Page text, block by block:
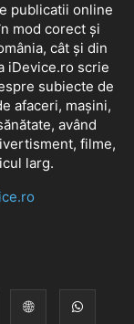
publicatii online
mod corect și
cât și din
iDevice.ro scrie
subiecte de
afaceri, mașini,
având
filme,
larg.